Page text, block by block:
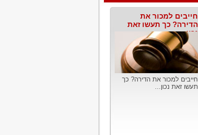
חייבים למכור את
הדירה? כך תעשו זאת
נכון
חייבים למכור את הדירה? כך
תעשו זאת נכון...